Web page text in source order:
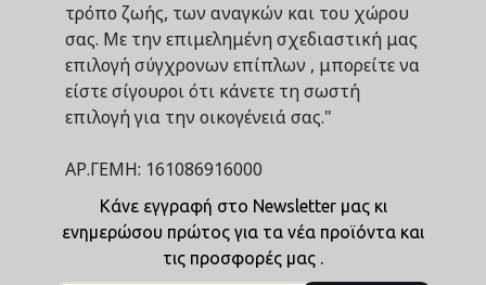
τρόπο ζωής, των αναγκών και του χώρου
σας. Με την επιμελημένη σχεδιαστική μας
επιλογή σύγχρονων επίπλων , μπορείτε να
είστε σίγουροι ότι κάνετε τη σωστή
επιλογή για την οικογένειά σας."
ΑΡ.ΓΕΜΗ: 161086916000
Κάνε εγγραφή στο Newsletter μας κι
ενημερώσου πρώτος για τα νέα προϊόντα και
τις προσφορές μας .